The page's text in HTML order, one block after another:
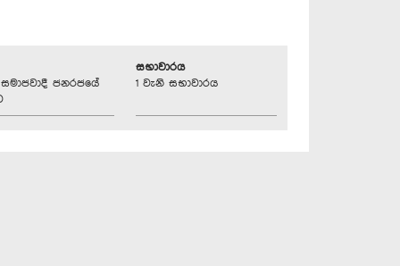
සමාජවාදී ජනරජයේ
සභාවාරය
1 වැනි සභාවාරය